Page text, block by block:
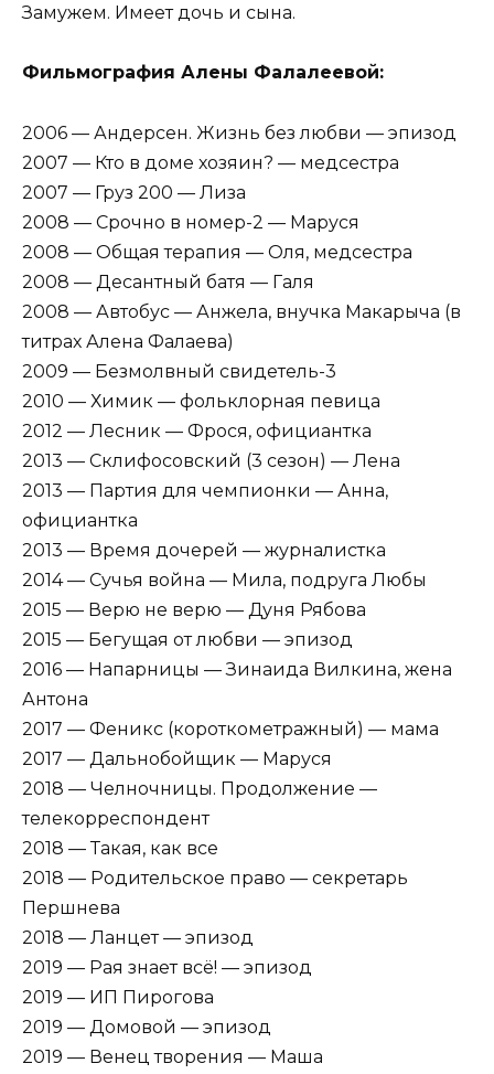
Замужем. Имеет дочь и сына.
Фильмография Алены Фалалеевой:
2006 — Андерсен. Жизнь без любви — эпизод
2007 — Кто в доме хозяин? — медсестра
2007 — Груз 200 — Лиза
2008 — Срочно в номер-2 — Маруся
2008 — Общая терапия — Оля, медсестра
2008 — Десантный батя — Галя
2008 — Автобус — Анжела, внучка Макарыча (в
титрах Алена Фалаева)
2009 — Безмолвный свидетель-3
2010 — Химик — фольклорная певица
2012 — Лесник — Фрося, официантка
2013 — Склифосовский (3 сезон) — Лена
2013 — Партия для чемпионки — Анна,
официантка
2013 — Время дочерей — журналистка
2014 — Сучья война — Мила, подруга Любы
2015 — Верю не верю — Дуня Рябова
2015 — Бегущая от любви — эпизод
2016 — Напарницы — Зинаида Вилкина, жена
Антона
2017 — Феникс (короткометражный) — мама
2017 — Дальнобойщик — Маруся
2018 — Челночницы. Продолжение —
телекорреспондент
2018 — Такая, как все
2018 — Родительское право — секретарь
Першнева
2018 — Ланцет — эпизод
2019 — Рая знает всё! — эпизод
2019 — ИП Пирогова
2019 — Домовой — эпизод
2019 — Венец творения — Маша